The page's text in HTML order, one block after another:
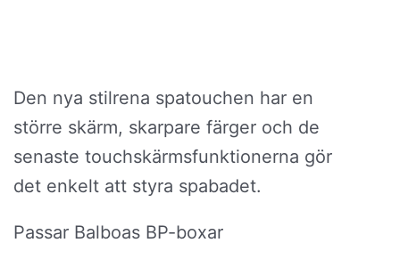
Den nya stilrena spatouchen har en
större skärm, skarpare färger och de
senaste touchskärmsfunktionerna gör
det enkelt att styra spabadet.
Passar Balboas BP-boxar